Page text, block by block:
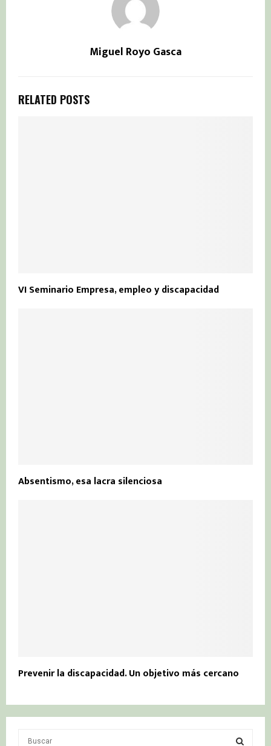
Miguel Royo Gasca
RELATED POSTS
VI Seminario Empresa, empleo y discapacidad
Absentismo, esa lacra silenciosa
Prevenir la discapacidad. Un objetivo más cercano